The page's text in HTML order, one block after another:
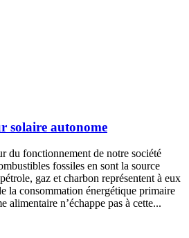
solaire autonome
du fonctionnement de notre société
fossiles en sont la source
gaz et charbon représentent à eux
la consommation énergétique primaire
alimentaire n’échappe pas à cette...